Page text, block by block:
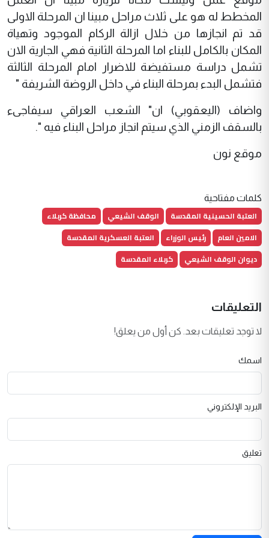
المخطط له هو على ثلاث مراحل مبينا ان المرحلة الاولى
قد تم انجازها من خلال ازالة الركام الموجود وتهياة
المكان بالكامل للبناء اما المرحلة الثانية فهي الجارية الان
تشمل دراسة مستفيضة للاضرار امام المرحلة الثالثة
فتشمل البدء بمرحلة البناء في داخل الروضة الشريفة "
واضاف (اليعقوبي) ان" الشعب العراقي سيفاجىء
بالسقف الزمني الذي سيتم انجاز مراحل البناء فيه ".
موقع نون
كلمات مفتاحية
العتبة الحسينية المقدسة الوقف الشيعي
محافظة كربلاء
الامين العام
رئيس الوزراء
العتبة العسكرية المقدسة
ديوان الوقف الشيعي
كربلاء المقدسة
التعليقات
لا توجد تعليقات بعد. كن أول من يعلق!
اسمك
البريد الإلكتروني
تعليق